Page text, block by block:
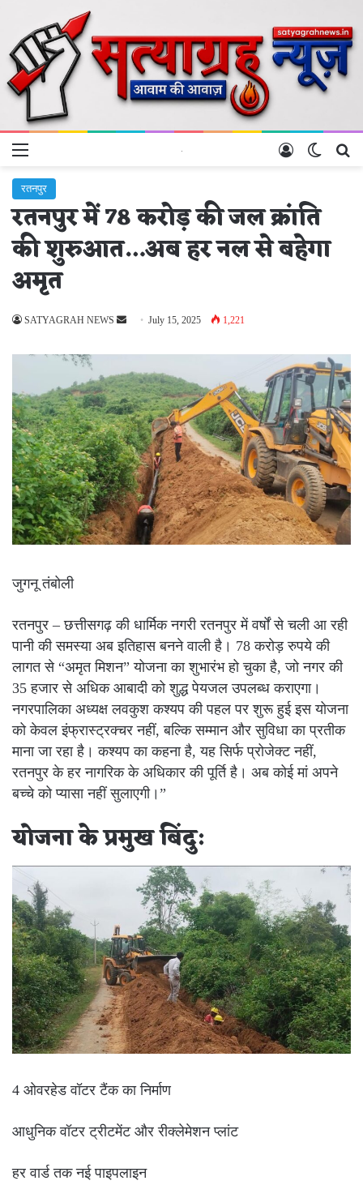
Menu Switch
Log In
रतनपुर
रतनपुर में 78 करोड़ की जल क्रांति
की शुरुआत…अब हर नल से बहेगा
अमृत
SATYAGRAH NEWS
Send July 15, 2025 1,221
जुगनू तंबोली
रतनपुर – छत्तीसगढ़ की धार्मिक नगरी रतनपुर में वर्षों से चली आ रही
पानी की समस्या अब इतिहास बनने वाली है। 78 करोड़ रुपये की
लागत से “अमृत मिशन” योजना का शुभारंभ हो चुका है, जो नगर की
35 हजार से अधिक आबादी को शुद्ध पेयजल उपलब्ध कराएगा।
नगरपालिका अध्यक्ष लवकुश कश्यप की पहल पर शुरू हुई इस योजना
को केवल इंफ्रास्ट्रक्चर नहीं, बल्कि सम्मान और सुविधा का प्रतीक
माना जा रहा है। कश्यप का कहना है, यह सिर्फ प्रोजेक्ट नहीं,
रतनपुर के हर नागरिक के अधिकार की पूर्ति है। अब कोई मां अपने
बच्चे को प्यासा नहीं सुलाएगी।”
योजना के प्रमुख बिंदु:
4 ओवरहेड वॉटर टैंक का निर्माण
आधुनिक वॉटर ट्रीटमेंट और रीक्लेमेशन प्लांट
हर वार्ड तक नई पाइपलाइन